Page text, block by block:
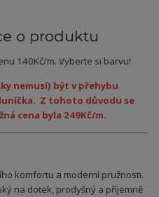
o produktu
140Kč/m. Vyberte si barvu!
nemusí) být v přehybu
Z tohoto důvodu se
cena byla 249Kč/m.
komfortu a moderní pružnosti.
na dotek, prodyšný a příjemně